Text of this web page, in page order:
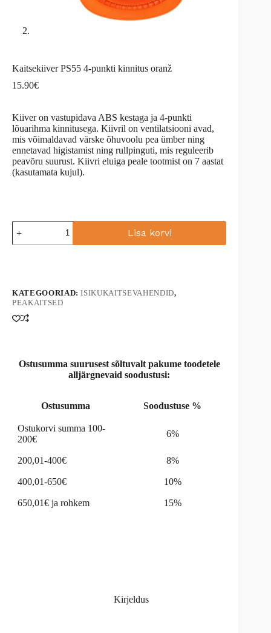
Kaitsekiiver PS55 4-punkti kinnitus oranž
15.90€
Kiiver on vastupidava ABS kestaga ja 4-punkti
lõuarihma kinnitusega. Kiivril on ventilatsiooni avad,
mis võimaldavad värske õhuvoolu pea ümber ning
ennetavad higistamist ning rullpinguti, mis reguleerib
peavõru suurust. Kiivri eluiga peale tootmist on 7 aastat
(kasutamata kujul).
Kaitsekiiver
PS55
4-
Lisa korvi
r
n
a
KATEGOORIAD:ISIKUKAITSEVAHENDID,
PEAKAITSED
Ostusumma suurusest sõltuvalt pakume toodetele
alljärgnevaid soodustusi:
Ostusumma Soodustuse %
Ostukorvi summa 100-
200€
6%
200,01-400€ 8%
400,01-650€ 10%
650,01€ ja rohkem 15%
Kirjeldus